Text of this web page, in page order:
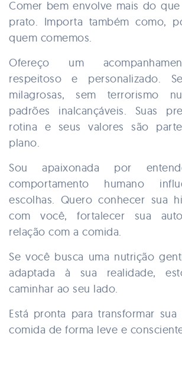
Comer bem envolve mais do
prato. Importa também como,
quem comemos.
Ofereço um
respeitoso e personalizado.
milagrosas, sem terrorismo
padrões inalcançáveis. Suas
rotina e seus valores são
plano.
Sou apaixonada por
comportamento humano
escolhas. Quero conhecer sua
com você, fortalecer sua
relação com a comida.
Se você busca uma nutrição
adaptada à sua realidade,
caminhar ao seu lado.
Está pronta para transformar
comida de forma leve e